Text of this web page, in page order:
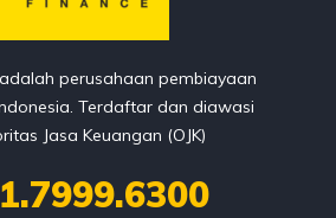
perusahaan pembiayaan
Terdaftar dan diawasi
Jasa Keuangan (OJK)